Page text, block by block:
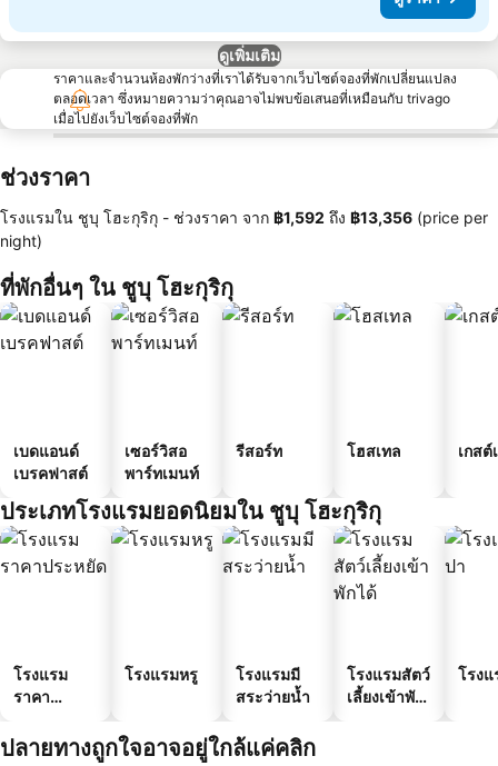
ดูเพิ่มเติม
ราคาและจำนวนห้องพักว่างที่เราได้รับจากเว็บไซต์จองที่พักเปลี่ยนแปลง
ตลอดเวลา ซึ่งหมายความว่าคุณอาจไม่พบข้อเสนอที่เหมือนกับ trivago
เมื่อไปยังเว็บไซต์จองที่พัก
ช่วงราคา
โรงแรมใน ชูบุ โฮะกุริกุ - ช่วงราคา จาก ‎฿1,592 ถึง ‎฿13,356 (price per
night)
ที่พักอื่นๆ ใน ชูบุ โฮะกุริกุ
เบดแอนด์
เบรคฟาสต์
เซอร์วิสอ
พาร์ทเมนท์
รีสอร์ท โฮสเทล เกสต์
ประเภทโรงแรมยอดนิยมใน ชูบุ โฮะกุริกุ
โรงแรม
ราคา
โรงแรมหรู
โรงแรมมี
สระว่ายน้ำ
โรงแรมสัตว์
เลี้ยงเข้าพัก
โรง
ปลายทางถูกใจอาจอยู่ใกล้แค่คลิก